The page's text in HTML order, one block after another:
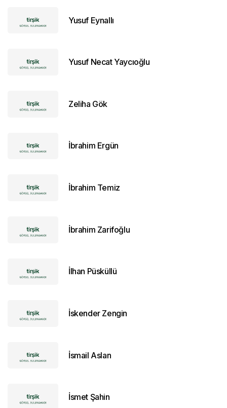
Yusuf Eynallı
Yusuf Necat Yaycıoğlu
Zeliha Gök
İbrahim Ergün
İbrahim Temiz
İbrahim Zarifoğlu
İlhan Püsküllü
İskender Zengin
İsmail Aslan
İsmet Şahin